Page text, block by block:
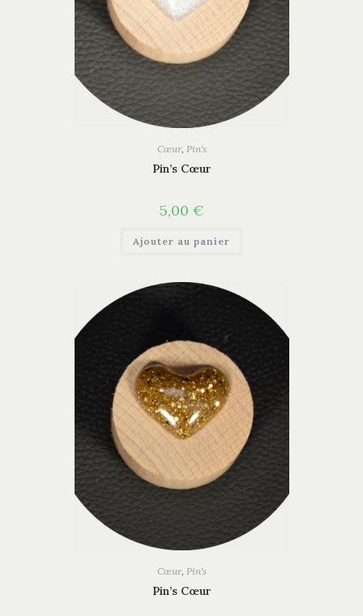
Cœur, Pin's
Pin’s Cœur
5,00 €
Ajouter au panier
Cœur, Pin's
Pin’s Cœur